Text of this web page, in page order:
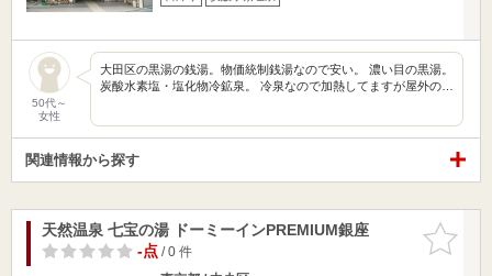
50代～
女性
大田区の黒湯の銭湯。物価統制銭湯なので安い。 濃い目の黒湯。
炭酸水素塩・塩化物冷鉱泉。 冷泉なので加熱してますが屋外の…
関連情報から探す
お気に入
りに追加
天然温泉 七宝の湯 ドーミーインPREMIUM銀座
-点/ 0 件